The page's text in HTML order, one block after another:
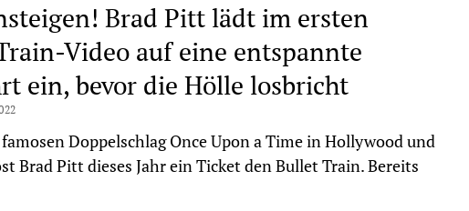
Brad Pitt lädt im ersten
Video auf eine entspannte
ein, bevor die Hölle losbricht
Doppelschlag Once Upon a Time in Hollywood und
Brad Pitt dieses Jahr ein Ticket den Bullet Train. Bereits